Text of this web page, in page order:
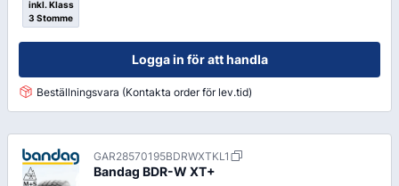
inkl. Klass
3 Stomme
Logga in för att handla
Beställningsvara (Kontakta order för lev.tid)
GAR28570195BDRWXTKL1
Bandag BDR-W XT+